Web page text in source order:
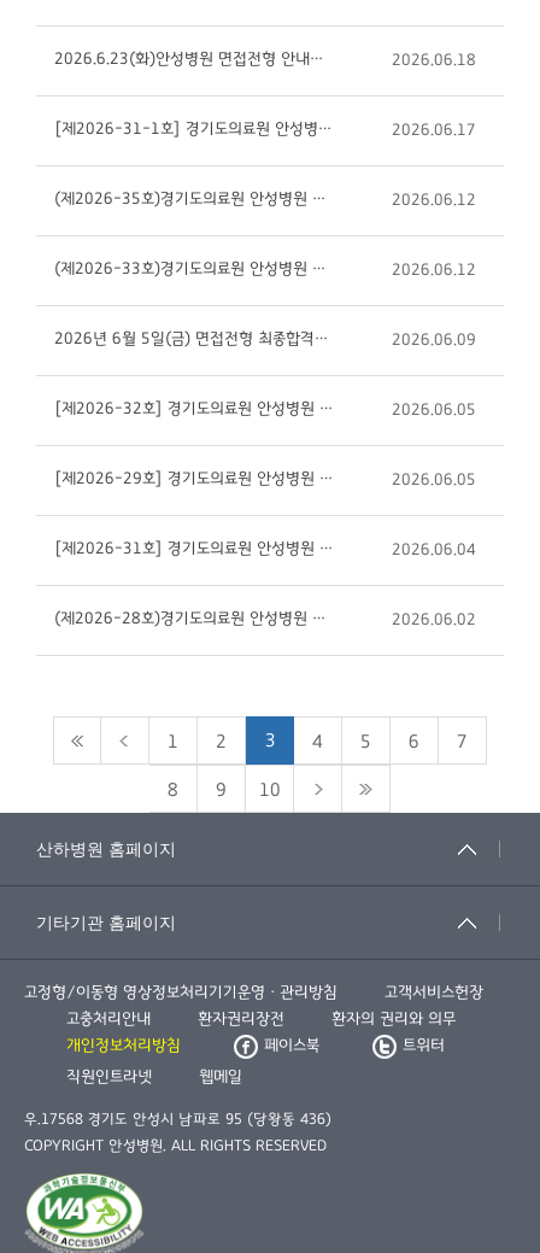
2026.6.23(화)안성병원 면접전형 안내입니다 2026.06.18
[제2026-31-1호] 경기도의료원 안성병원 외과전문의 채용 재공고 2026.06.17
(제2026-35호)경기도의료원 안성병원 방사선사(정규직)채용 공고 2026.06.12
(제2026-33호)경기도의료원 안성병원 간호조무사(정규직)채용 공고 2026.06.12
2026년 6월 5일(금) 면접전형 최종합격자 발표 안내입니다 2026.06.09
[제2026-32호] 경기도의료원 안성병원 원무과 행정원 (행정직/휴직대체) 채용공고 2026.06.05
[제2026-29호] 경기도의료원 안성병원 공공사업과 (사회복지사/휴직대체) 채용공고 2026.06.05
[제2026-31호] 경기도의료원 안성병원 외과전문의 채용공고 2026.06.04
(제2026-28호)경기도의료원 안성병원 간호사(정규직)채용 공고 2026.06.02
1 2 3 4 5 6 7
8 9 10
고정형/이동형 영상정보처리기기운영ㆍ관리방침
고객서비스헌장
고충처리안내
환자권리장전
환자의 권리와 의무
개인정보처리방침
페이스북
트위터
직원인트라넷
웹메일
우.17568 경기도 안성시 남파로 95 (당왕동 436)
COPYRIGHT 안성병원. ALL RIGHTS RESERVED